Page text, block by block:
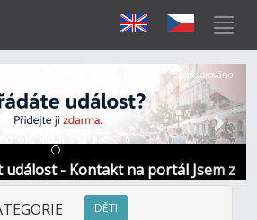
událost - Kontakt na portál Jsem z
Další
Sponzorováno
DĚTI